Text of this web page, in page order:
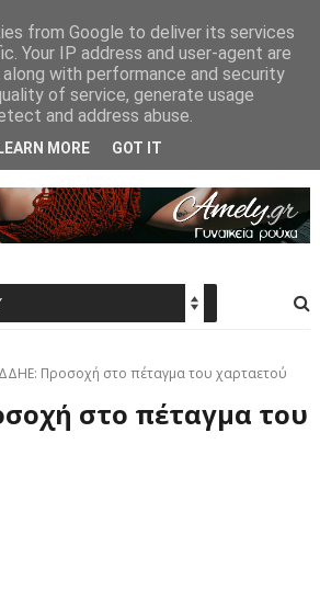
Προσοχή στο πέταγμα του χαρταετού
στο πέταγμα του
from Google to deliver its services
Your IP address and user-agent are
with performance and security
of service, generate usage
and address abuse.
LEARN MORE GOT IT